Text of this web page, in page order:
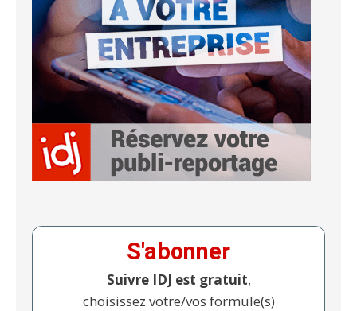
S'abonner
Suivre IDJ est gratuit,
choisissez votre/vos formule(s)